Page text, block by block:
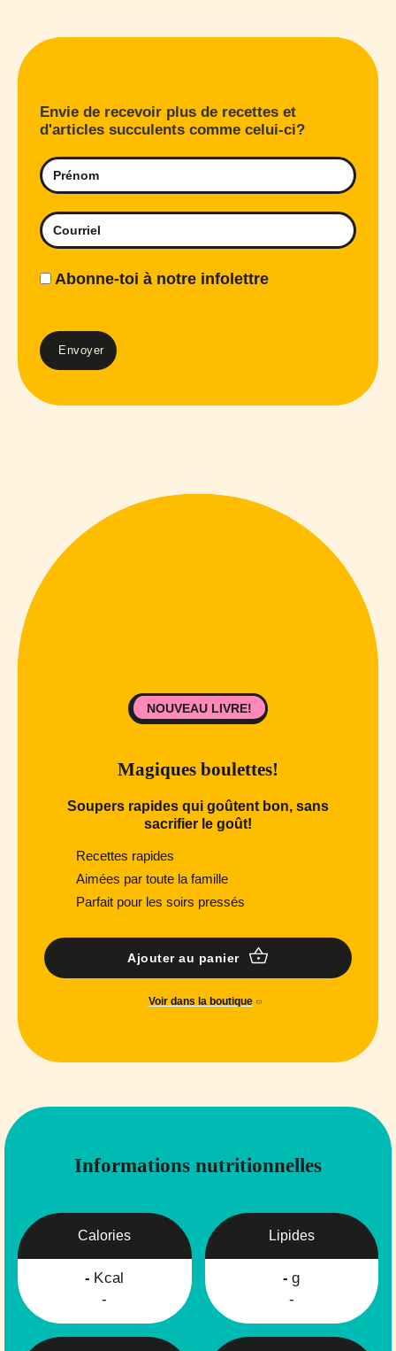
Envie de recevoir plus de recettes et
d'articles succulents comme celui-ci?
Abonne-toi à notre infolettre
Magiques boulettes!
Soupers rapides qui goûtent bon, sans
sacrifier le goût!
Recettes rapides
Aimées par toute la famille
Parfait pour les soirs pressés
Ajouter au panier
Voir dans la boutique
NOUVEAU LIVRE!
Informations nutritionnelles
Calories
- Kcal
-
Lipides
- g
-